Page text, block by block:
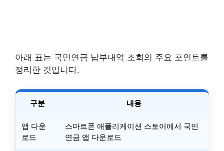
아래 표는 국민연금 납부내역 조회의 주요 포인트를
정리한 것입니다.
구분 내용
앱 다운
로드
스마트폰 애플리케이션 스토어에서 국민
연금 앱 다운로드